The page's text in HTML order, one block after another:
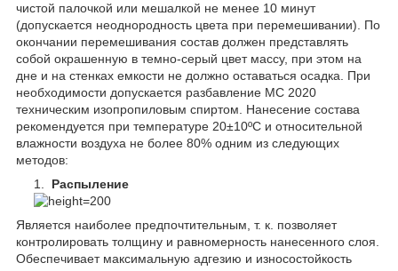
чистой палочкой или мешалкой не менее 10 минут
(допускается неоднородность цвета при перемешивании). По
окончании перемешивания состав должен представлять
собой окрашенную в темно-серый цвет массу, при этом на
дне и на стенках емкости не должно оставаться осадка. При
необходимости допускается разбавление МС 2020
техническим изопропиловым спиртом. Нанесение состава
рекомендуется при температуре 20±10ºС и относительной
влажности воздуха не более 80% одним из следующих
методов:
Распыление
Является наиболее предпочтительным, т. к. позволяет
контролировать толщину и равномерность нанесенного слоя.
Обеспечивает максимальную адгезию и износостойкость